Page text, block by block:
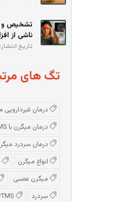
تشخیص و
ناشی از
تاریخ انتشار: 1404/3/16
تگ های
درمان غیردارویی
درمان میگرن با rTMS
درمان سردرد
انواع میگرن
میگرن عصبی
سردرد